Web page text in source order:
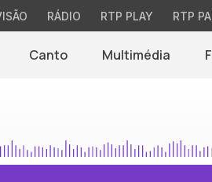
RÁDIO RTP PLAY RTP
Canto Multimédia